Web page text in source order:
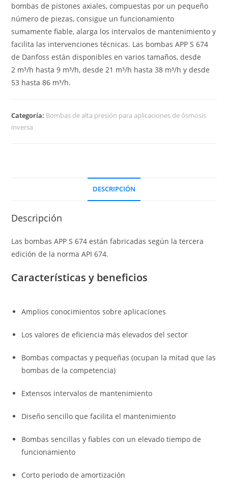
bombas de pistones axiales, compuestas por un pequeño
número de piezas, consigue un funcionamiento
sumamente fiable, alarga los intervalos de mantenimiento y
facilita las intervenciones técnicas. Las bombas APP S 674
de Danfoss están disponibles en varios tamaños, desde
2 m³/h hasta 9 m³/h, desde 21 m³/h hasta 38 m³/h y desde
53 hasta 86 m³/h.
Categoría: Bombas de alta presión para aplicaciones de ósmosis
inversa
DESCRIPCIÓN
Descripción
Las bombas APP S 674 están fabricadas según la tercera
edición de la norma API 674.
Características y beneficios
Amplios conocimientos sobre aplicaciones
Los valores de eficiencia más elevados del sector
Bombas compactas y pequeñas (ocupan la mitad que las
bombas de la competencia)
Extensos intervalos de mantenimiento
Diseño sencillo que facilita el mantenimiento
Bombas sencillas y fiables con un elevado tiempo de
funcionamiento
Corto periodo de amortización